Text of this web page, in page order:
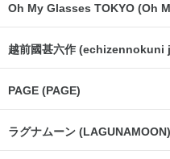
Oh My Glasses TOKYO (Oh
越前國甚六作
PAGE (PAGE)
ラグナムーン (LAGUNAMOON)